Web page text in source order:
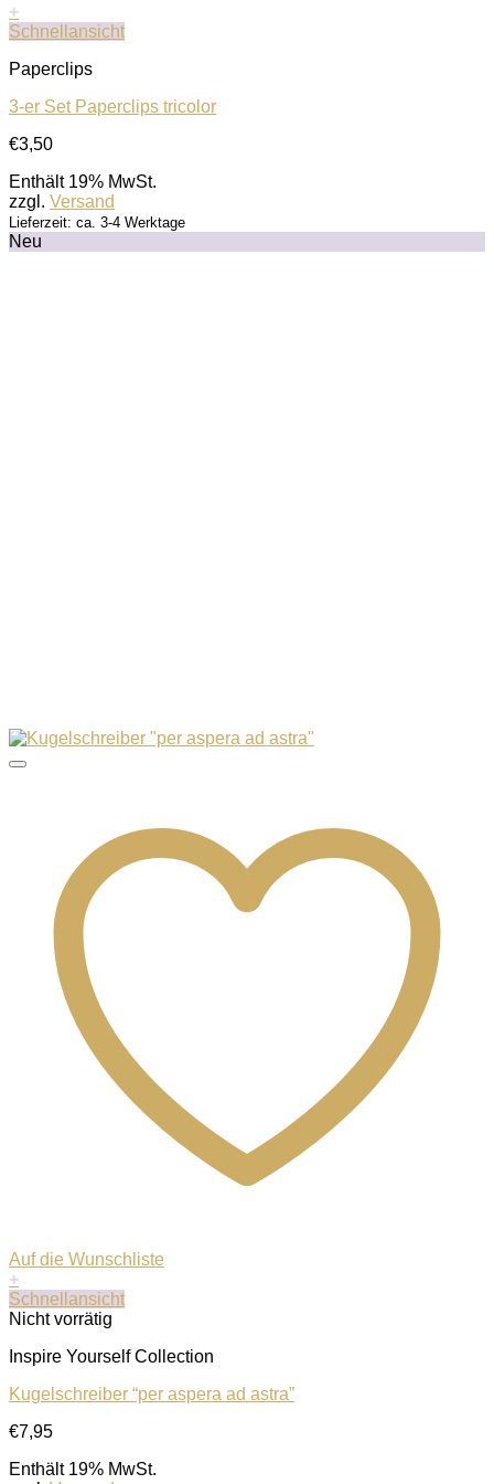
+
Schnellansicht
Paperclips
3-er Set Paperclips tricolor
€3,50
Enthält 19% MwSt.
zzgl. Versand
Lieferzeit: ca. 3-4 Werktage
Neu
Auf die Wunschliste
+
Schnellansicht
Nicht vorrätig
Inspire Yourself Collection
Kugelschreiber “per aspera ad astra”
€7,95
Enthält 19% MwSt.